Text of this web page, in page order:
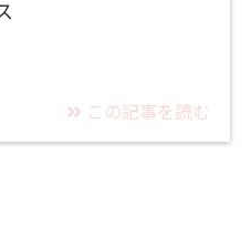
この記事を読む